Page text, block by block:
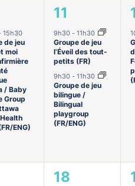
15h30
de jeu
moi
/ Baby
Group
ENG)
2
11
9h30 - 11h30
Groupe de jeu
l’Éveil des tout-
petits (FR)
9h30 - 11h30
Groupe de jeu
bilingue /
Bilingual
playgroup
(FR/ENG)
1
2
18
1